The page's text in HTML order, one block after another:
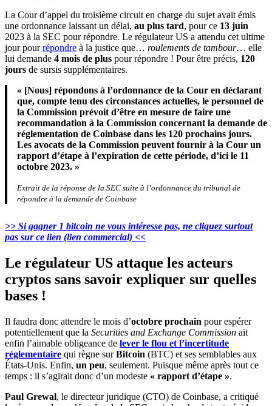
La Cour d’appel du troisième circuit en charge du sujet avait émis
une ordonnance laissant un délai, au plus tard, pour ce 13 juin
2023 à la SEC pour répondre. Le régulateur US a attendu cet ultime
jour pourrépondre à la justice que… roulements de tambour… elle
lui demande 4 mois de plus pour répondre ! Pour être précis, 120
jours de sursis supplémentaires.
« [Nous] répondons à l’ordonnance de la Cour en déclarant
que, compte tenu des circonstances actuelles, le personnel de
la Commission prévoit d’être en mesure de faire une
recommandation à la Commission concernant la demande de
réglementation de Coinbase dans les 120 prochains jours.
Les avocats de la Commission peuvent fournir à la Cour un
rapport d’étape à l’expiration de cette période, d’ici le 11
octobre 2023. »
Extrait de la réponse de la SEC suite à l’ordonnance du tribunal de
répondre à la demande de Coinbase
>> Si gagner 1 bitcoin ne vous intéresse pas, ne cliquez surtout
pas sur ce lien (lien commercial) <<
Le régulateur US attaque les acteurs
cryptos sans savoir expliquer sur quelles
bases !
Il faudra donc attendre le mois d’octobre prochain pour espérer
potentiellement que la Securities and Exchange Commission ait
enfin l’aimable obligeance de lever le flou et l’incertitude
réglementaire qui règne surBitcoin (BTC) et ses semblables aux
États-Unis. Enfin, un peu, seulement. Puisque même après tout ce
temps : il s’agirait donc d’un modeste « rapport d’étape ».
Paul Grewal, le directeur juridique (CTO) de Coinbase, a critiqué